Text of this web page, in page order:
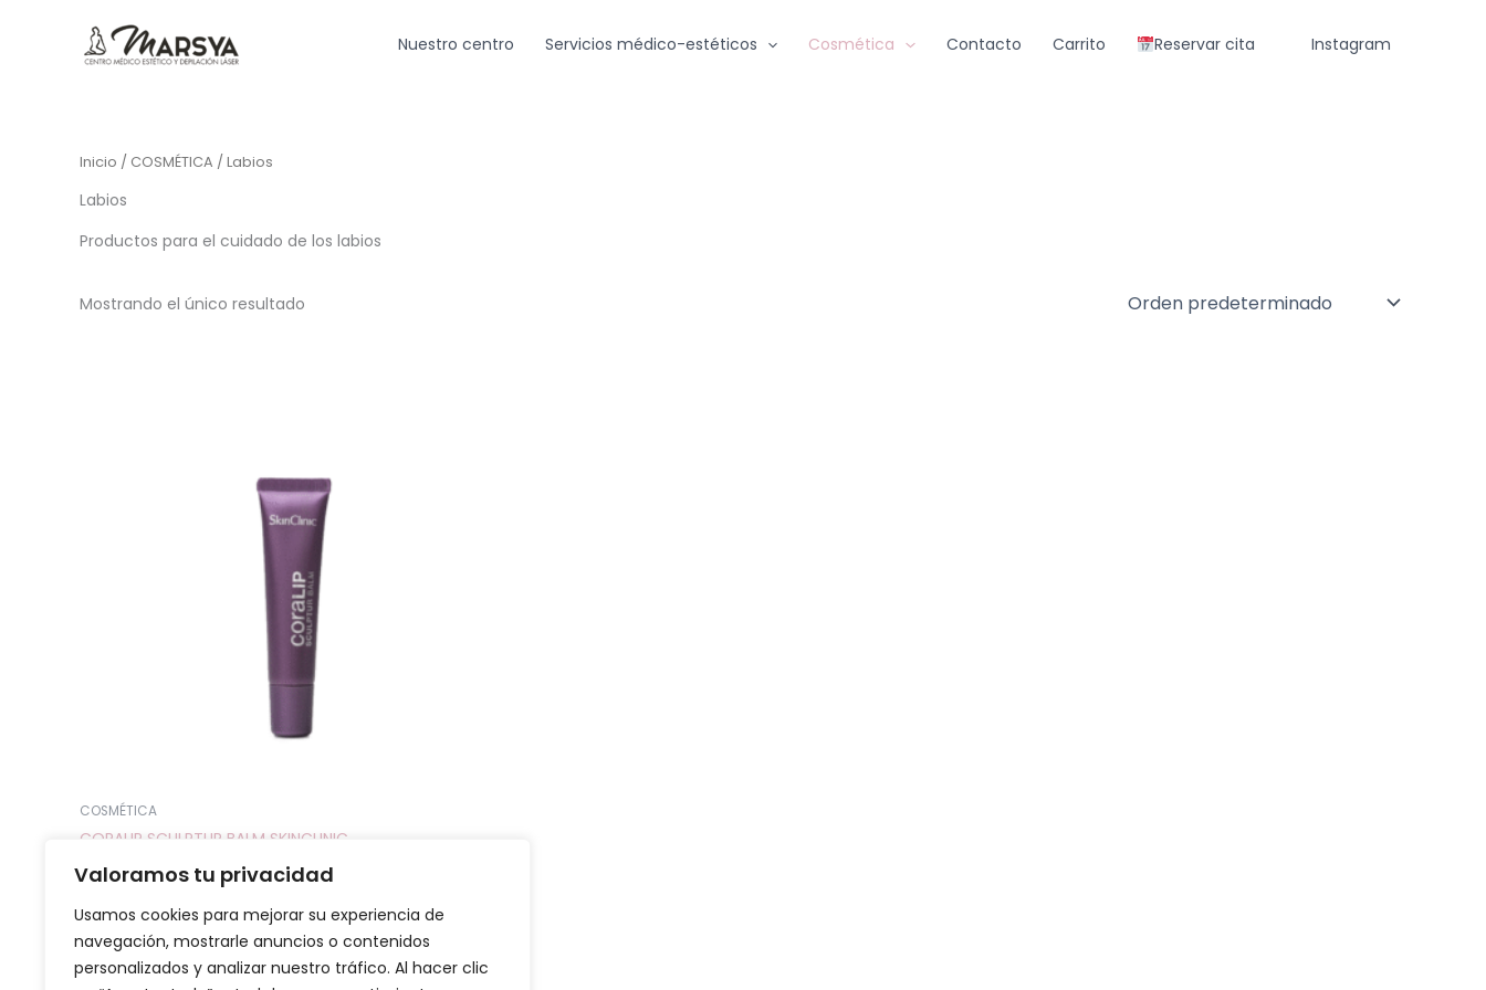
Valoramos tu privacidad
Usamos cookies para mejorar su experiencia de
navegación, mostrarle anuncios o contenidos
personalizados y analizar nuestro tráfico. Al hacer clic
Nuestro centro Servicios médico-estéticos Cosmética Contacto Carrito Reservar cita Instagram
Inicio / COSMÉTICA / Labios
Labios
Productos para el cuidado de los labios
Mostrando el único resultado
COSMÉTICA
CORALIP SCULPTUR BALM SKINCLINIC
21,90€ IVA incluido
Seleccionar opciones
variantes.
Las
opciones
se
pueden
elegir
en
la
página
de
producto